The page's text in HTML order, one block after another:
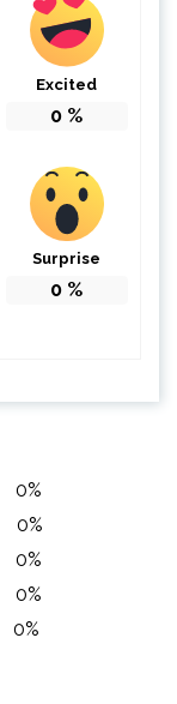
Excited
0 %
Surprise
0 %
0%
0%
0%
0%
0%